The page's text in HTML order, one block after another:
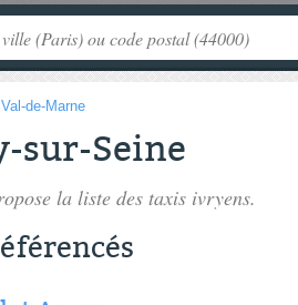
Val-de-Marne
sur-Seine
la liste des taxis ivryens.